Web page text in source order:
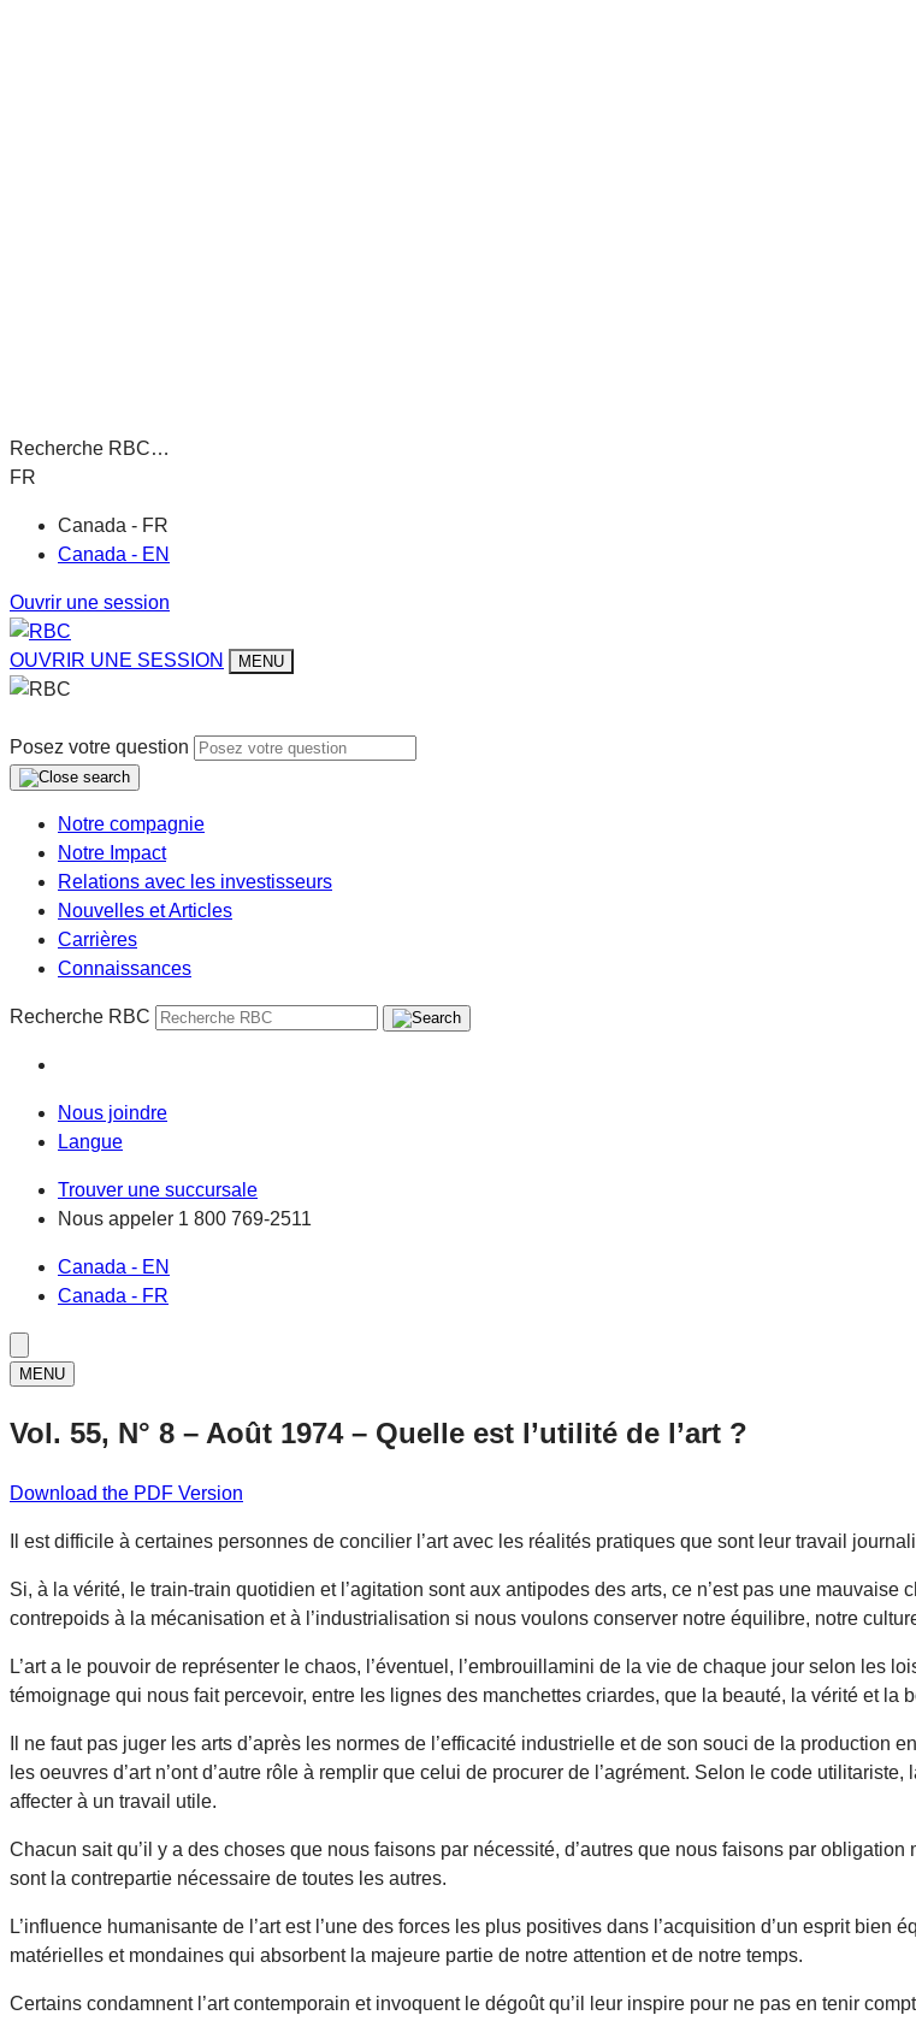
Recherche RBC…
FR
Canada - FR
Canada - EN
Ouvrir une session
OUVRIR UNE SESSION MENU
Posez votre question
Notre compagnie
Notre Impact
Relations avec les investisseurs
Nouvelles et Articles
Carrières
Connaissances
Recherche RBC
Nous joindre
Langue
Trouver une succursale
Nous appeler 1 800 769-2511
Canada - EN
Canada - FR
MENU
Vol. 55, N° 8 – Août 1974 – Quelle est l’utilité de l’art ?
Download the PDF Version
Il est difficile à certaines personnes de concilier l’art avec les réalités pratiques que sont leur travail
Si, à la vérité, le train-train quotidien et l’agitation sont aux antipodes des arts, ce n’est pas une
contrepoids à la mécanisation et à l’industrialisation si nous voulons conserver notre équilibre, notre
L’art a le pouvoir de représenter le chaos, l’éventuel, l’embrouillamini de la vie de chaque jour selon les
témoignage qui nous fait percevoir, entre les lignes des manchettes criardes, que la beauté, la vérité et la
Il ne faut pas juger les arts d’après les normes de l’efficacité industrielle et de son souci de la
les oeuvres d’art n’ont d’autre rôle à remplir que celui de procurer de l’agrément. Selon le code
affecter à un travail utile.
Chacun sait qu’il y a des choses que nous faisons par nécessité, d’autres que nous faisons par
sont la contrepartie nécessaire de toutes les autres.
L’influence humanisante de l’art est l’une des forces les plus positives dans l’acquisition d’un esprit
matérielles et mondaines qui absorbent la majeure partie de notre attention et de notre temps.
Certains condamnent l’art contemporain et invoquent le dégoût qu’il leur inspire pour ne pas en tenir